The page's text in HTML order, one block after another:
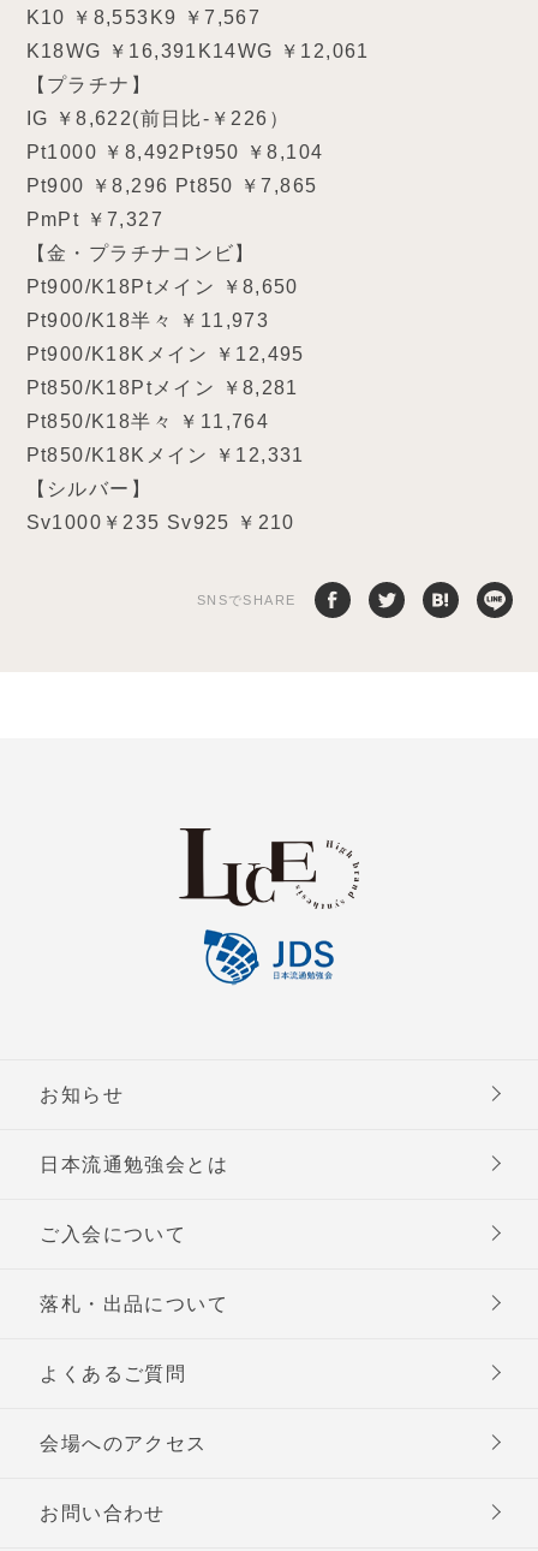
K10 ￥8,553K9 ￥7,567
K18WG ￥16,391K14WG ￥12,061
【プラチナ】
IG ￥8,622(前日比-￥226）
Pt1000 ￥8,492Pt950 ￥8,104
Pt900 ￥8,296 Pt850 ￥7,865
PmPt ￥7,327
【金・プラチナコンビ】
Pt900/K18Ptメイン ￥8,650
Pt900/K18半々 ￥11,973
Pt900/K18Kメイン ￥12,495
Pt850/K18Ptメイン ￥8,281
Pt850/K18半々 ￥11,764
Pt850/K18Kメイン ￥12,331
【シルバー】
Sv1000￥235 Sv925 ￥210
SNSでSHARE
お知らせ
日本流通勉強会とは
ご入会について
落札・出品について
よくあるご質問
会場へのアクセス
お問い合わせ